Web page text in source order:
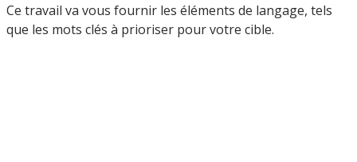
Ce travail va vous fournir les éléments de langage, tels
que les mots clés à prioriser pour votre cible.